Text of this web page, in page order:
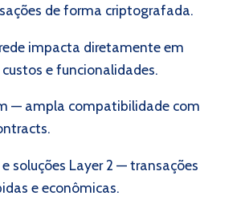
de forma criptografada.
impacta diretamente em
e funcionalidades.
— ampla compatibilidade com
soluções Layer 2 — transações
e econômicas.